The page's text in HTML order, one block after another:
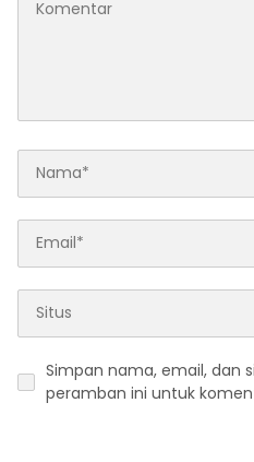
Simpan nama, email, dan
peramban ini untuk